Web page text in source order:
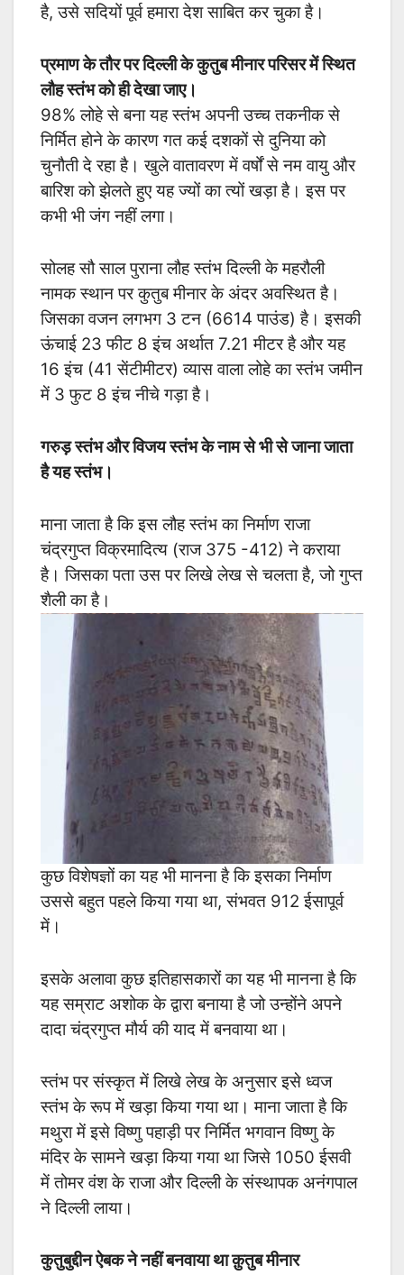
है, उसे सदियों पूर्व हमारा देश साबित कर चुका है।
प्रमाण के तौर पर दिल्ली के कुतुब मीनार परिसर में स्थित
लौह स्तंभ को ही देखा जाए।
98% लोहे से बना यह स्तंभ अपनी उच्च तकनीक से
निर्मित होने के कारण गत कई दशकों से दुनिया को
चुनौती दे रहा है।खुले वातावरण में वर्षों से नम वायु और
बारिश को झेलते हुए यह ज्यों का त्यों खड़ा है। इस पर
कभी भी जंग नहीं लगा।
सोलह सौ साल पुराना लौह स्तंभ दिल्ली के महरौली
नामक स्थान पर कुतुब मीनार के अंदर अवस्थित है।
जिसका वजन लगभग 3 टन (6614 पाउंड) है। इसकी
ऊंचाई 23 फीट 8 इंच अर्थात 7.21 मीटर है और यह
16 इंच (41 सेंटीमीटर) व्यास वाला लोहे का स्तंभ जमीन
में 3 फुट 8 इंच नीचे गड़ा है।
गरुड़ स्तंभ और विजय स्तंभ के नाम से भी से जाना जाता
है यह स्तंभ।
माना जाता है कि इस लौह स्तंभ का निर्माण राजा
चंद्रगुप्त विक्रमादित्य (राज 375 -412) ने कराया
है। जिसका पता उस पर लिखे लेख से चलता है, जो गुप्त
शैली का है।
कुछ विशेषज्ञों का यह भी मानना है कि इसका निर्माण
उससे बहुत पहले किया गया था, संभवत 912 ईसापूर्व
में।
इसके अलावा कुछ इतिहासकारों का यह भी मानना है कि
यह सम्राट अशोक के द्वारा बनाया है जो उन्होंने अपने
दादा चंद्रगुप्त मौर्य की याद में बनवाया था।
स्तंभ पर संस्कृत में लिखे लेख के अनुसार इसे ध्वज
स्तंभ के रूप में खड़ा किया गया था। माना जाता है कि
मथुरा में इसे विष्णु पहाड़ी पर निर्मित भगवान विष्णु के
मंदिर के सामने खड़ा किया गया था जिसे 1050 ईसवी
में तोमर वंश के राजा और दिल्ली के संस्थापक अनंगपाल
ने दिल्ली लाया।
कुतुबुद्दीन ऐबक ने नहीं बनवाया था क़ुतुब मीनार